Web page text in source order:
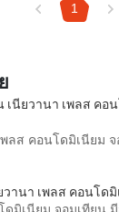
1
นียวานา เพลส คอ
พลส คอนโดมิเนียม
านา เพลส คอนโดมิ